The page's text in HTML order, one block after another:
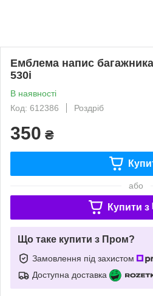
Емблема напис
530i
В наявності
Код: 612386
Роздріб
350 ₴
або
Купити з
Що таке купити з Пром?
Замовлення під захистом
Доступна доставка